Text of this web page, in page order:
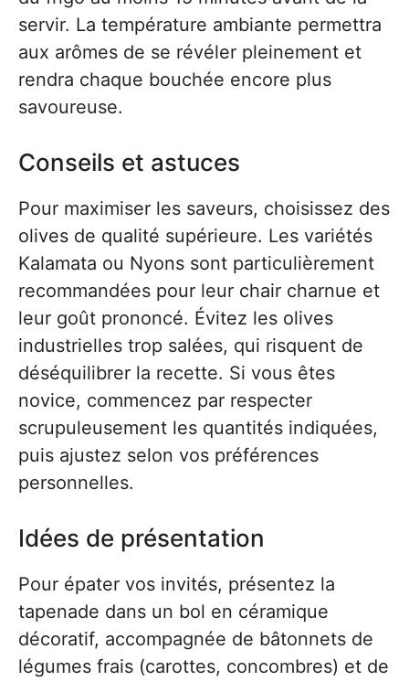
servir. La température ambiante permettra
aux arômes de se révéler pleinement et
rendra chaque bouchée encore plus
savoureuse.
Conseils et astuces
Pour maximiser les saveurs, choisissez des
olives de qualité supérieure. Les variétés
Kalamata ou Nyons sont particulièrement
recommandées pour leur chair charnue et
leur goût prononcé. Évitez les olives
industrielles trop salées, qui risquent de
déséquilibrer la recette. Si vous êtes
novice, commencez par respecter
scrupuleusement les quantités indiquées,
puis ajustez selon vos préférences
personnelles.
Idées de présentation
Pour épater vos invités, présentez la
tapenade dans un bol en céramique
décoratif, accompagnée de bâtonnets de
légumes frais (carottes, concombres) et de